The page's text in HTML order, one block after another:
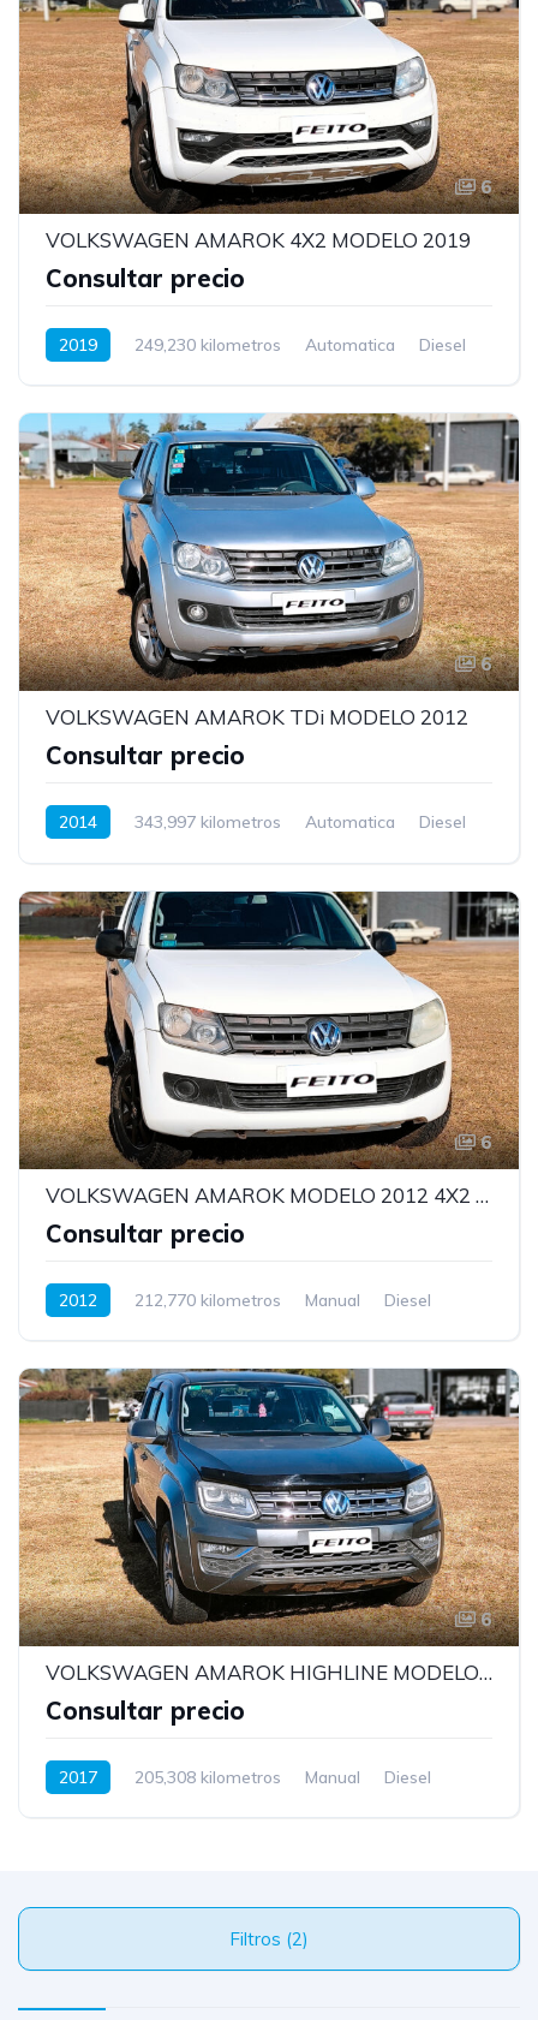
6
VOLKSWAGEN AMAROK 4X2 MODELO 2019
Consultar precio
2019 249,230 kilometros Automatica Diesel
6
VOLKSWAGEN AMAROK TDi MODELO 2012
Consultar precio
2014 343,997 kilometros Automatica
Diesel
6
VOLKSWAGEN AMAROK MODELO 2012 4X2 CON MOTOR 0KM 140HP
Consultar precio
2012 212,770 kilometros Manual Diesel
6
VOLKSWAGEN AMAROK HIGHLINE MODELO 2017
Consultar precio
2017 205,308 kilometros Manual Diesel
Filtros (2)